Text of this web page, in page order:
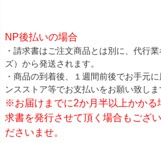
NP後払いの場合
・請求書はご注文商品とは別に、代行
ズ）から発送されます。
・商品の到着後、１週間前後でお手元
ンスストア等でお支払いをお願い致しま
※お届けまでに2か月半以上かかる
求書を発行させて頂く場合もござ
ださいませ。